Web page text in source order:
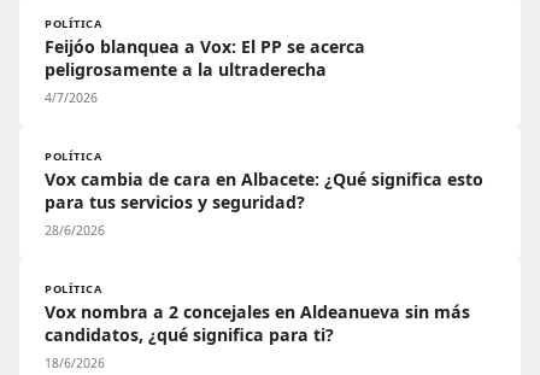
POLÍTICA
Feijóo blanquea a Vox: El PP se acerca
peligrosamente a la ultraderecha
4/7/2026
POLÍTICA
Vox cambia de cara en Albacete: ¿Qué significa esto
para tus servicios y seguridad?
28/6/2026
POLÍTICA
Vox nombra a 2 concejales en Aldeanueva sin más
candidatos, ¿qué significa para ti?
18/6/2026